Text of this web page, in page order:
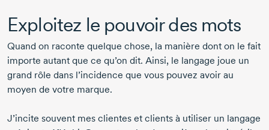
Exploitez le pouvoir des mots
Quand on raconte quelque chose, la manière dont on le fait
importe autant que ce qu’on dit. Ainsi, le langage joue un
grand rôle dans l’incidence que vous pouvez avoir au
moyen de votre marque.
J’incite souvent mes clientes et clients à utiliser un langage